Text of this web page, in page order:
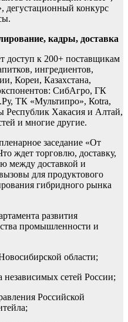
дегустационный конкурс
кадры, доставка
доступ к 200+ поставщикам
ингредиентов,
Кореи, Казахстана,
СибАгро, ГК
ТК «Мультипро», Коtra,
Республик Хакасия и Алтай,
и многие другие.
заседание «От
ждет торговлю, доставку,
между доставкой и
для продуктового
гибридного рынка
развития
промышленности и
области;
сетей России;
Российской